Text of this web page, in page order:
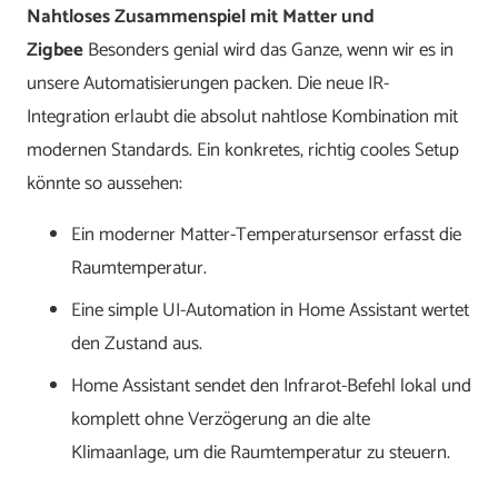
Nahtloses Zusammenspiel mit Matter und
ZigbeeBesonders genial wird das Ganze, wenn wir es in
unsere Automatisierungen packen. Die neue IR-
Integration erlaubt die absolut nahtlose Kombination mit
modernen Standards. Ein konkretes, richtig cooles Setup
könnte so aussehen:
Ein moderner Matter-Temperatursensor erfasst die
Raumtemperatur.
Eine simple UI-Automation in Home Assistant wertet
den Zustand aus.
Home Assistant sendet den Infrarot-Befehl lokal und
komplett ohne Verzögerung an die alte
Klimaanlage, um die Raumtemperatur zu steuern.